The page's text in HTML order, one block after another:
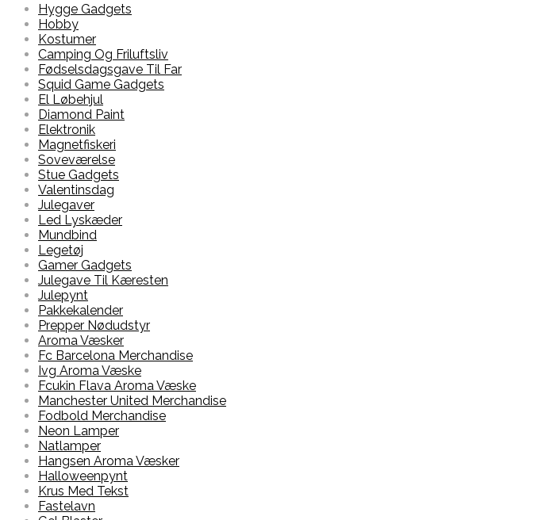
Hygge Gadgets
Hobby
Kostumer
Camping Og Friluftsliv
Fødselsdagsgave Til Far
Squid Game Gadgets
El Løbehjul
Diamond Paint
Elektronik
Magnetfiskeri
Soveværelse
Stue Gadgets
Valentinsdag
Julegaver
Led Lyskæder
Mundbind
Legetøj
Gamer Gadgets
Julegave Til Kæresten
Julepynt
Pakkekalender
Prepper Nødudstyr
Aroma Væsker
Fc Barcelona Merchandise
Ivg Aroma Væske
Fcukin Flava Aroma Væske
Manchester United Merchandise
Fodbold Merchandise
Neon Lamper
Natlamper
Hangsen Aroma Væsker
Halloweenpynt
Krus Med Tekst
Fastelavn